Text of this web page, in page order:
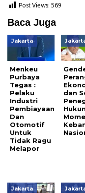
Post Views:569
Baca Juga
Jakarta
Menkeu
Purbaya
Tegas :
Pelaku
Industri
Pembiayaan
Dan
Otomotif
Untuk
Tidak Ragu
Melapor
dan
Jakarta